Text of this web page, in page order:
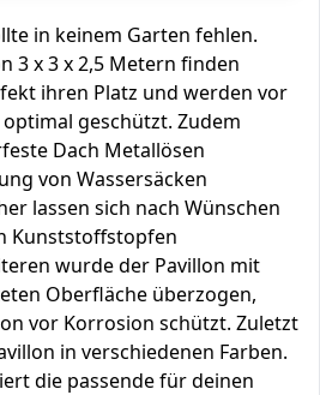
in keinem Garten fehlen.
3 x 3 x 2,5 Metern finden
ihren Platz und werden vor
geschützt. Zudem
Dach Metallösen
von Wassersäcken
lassen sich nach Wünschen
Kunststoffstopfen
wurde der Pavillon mit
Oberfläche überzogen,
vor Korrosion schützt. Zuletzt
in verschiedenen Farben.
die passende für deinen